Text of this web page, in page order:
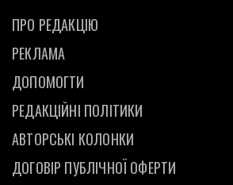
ПРО РЕДАКЦІЮ
РЕКЛАМА
ДОПОМОГТИ
РЕДАКЦІЙНІ ПОЛІТИКИ
АВТОРСЬКІ КОЛОНКИ
ДОГОВІР ПУБЛІЧНОЇ ОФЕРТИ